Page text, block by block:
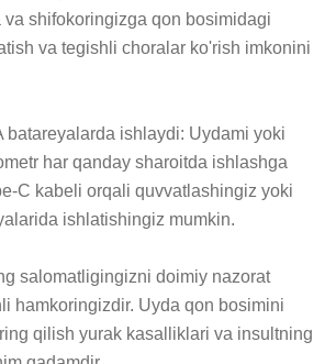
shifokoringizga qon bosimidagi
va tegishli choralar ko'rish imkonini
batareyalarda ishlaydi: Uydami yoki
har qanday sharoitda ishlashga
C kabeli orqali quvvatlashingiz yoki
ishlatishingiz mumkin.
salomatligingizni doimiy nazorat
hamkoringizdir. Uyda qon bosimini
qilish yurak kasalliklari va insultning